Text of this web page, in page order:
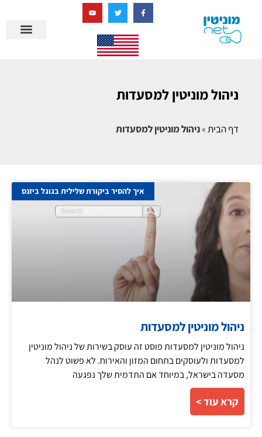
ניהול מוניטין למסעדות
דף הבית»ניהול מוניטין למסעדות
איך להסיר ביקורת שלילית בגוגל ביזנס
ניהול מוניטין למסעדות
ניהול מוניטין למסעדות פוסט זה עוסק בשירות של ניהול מוניטין
למסעדות ולעוסקים בתחום המזון והאירוח. לא פשוט לנהל
מסעדה בישראל, במיוחד אם התדמית שלך נפגעה
קרא עוד >